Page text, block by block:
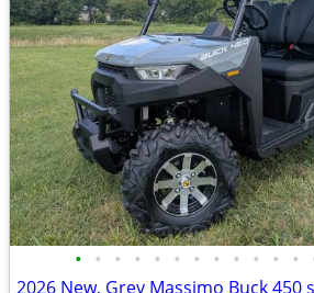
• • • • • • • • • • • •
2026 New, Grey Massimo Buck 450